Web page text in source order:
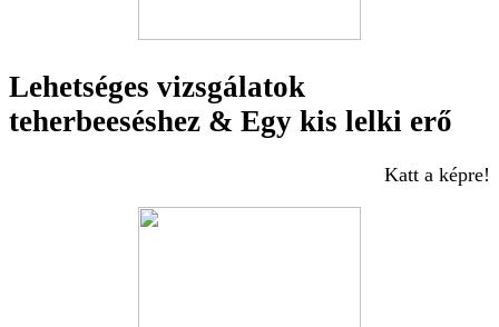
Lehetséges vizsgálatok
teherbeeséshez & Egy kis lelki erő
Katt a képre!